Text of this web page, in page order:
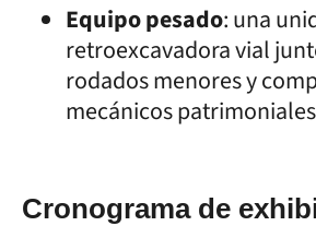
Equipo pesado: una
retroexcavadora vial
rodados menores y
mecánicos
Cronograma de